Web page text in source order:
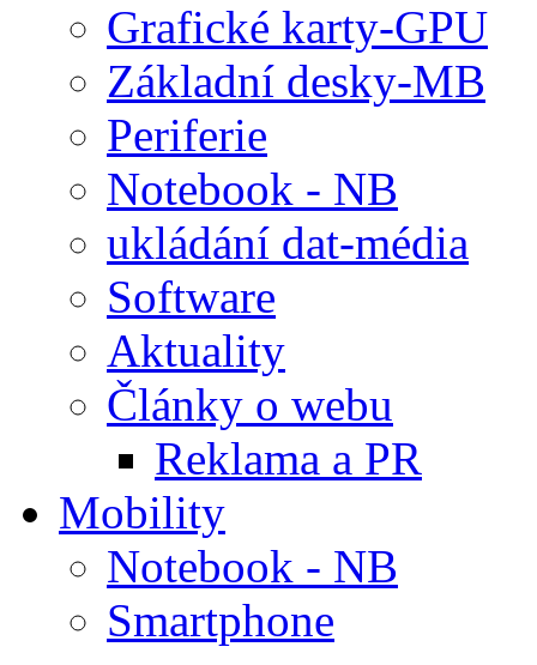
Grafické karty-GPU
Základní desky-MB
Periferie
Notebook - NB
ukládání dat-média
Software
Aktuality
Články o webu
Reklama a PR
Mobility
Notebook - NB
Smartphone